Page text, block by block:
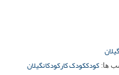
ها: کودککودک کارکودکانگیلان